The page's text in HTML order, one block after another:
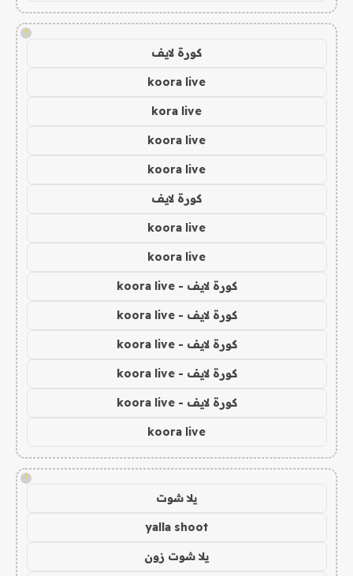
!
كورة لايف
koora live
kora live
koora live
koora live
كورة لايف
koora live
koora live
كورة لايف - koora live
كورة لايف - koora live
كورة لايف - koora live
كورة لايف - koora live
كورة لايف - koora live
koora live
!
يلا شوت
yalla shoot
يلا شوت زون